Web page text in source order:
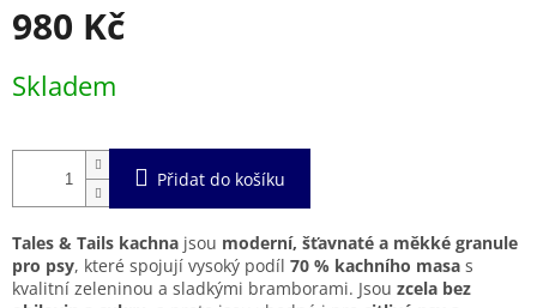
980 Kč
cena:
Skladem
Přidat do košíku
Tales & Tails kachna jsou moderní, šťavnaté a měkké granule
pro psy, které spojují vysoký podíl 70 % kachního masa s
kvalitní zeleninou a sladkými bramborami. Jsou zcela bez